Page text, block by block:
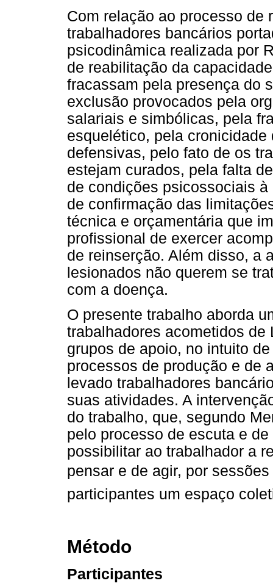
Com relação ao processo de
trabalhadores bancários
psicodinâmica realizada por
de reabilitação da
fracassam pela presença do
exclusão provocados pela
salariais e simbólicas, pela
esquelético, pela
defensivas, pelo fato de os
estejam curados, pela falta
de condições psicossociais
de confirmação das
técnica e orçamentária que
profissional de exercer
de reinserção. Além disso, a
lesionados não querem se
com a doença.
O presente trabalho aborda
trabalhadores acometidos de
grupos de apoio, no intuito
processos de produção e de
levado trabalhadores
suas atividades. A
do trabalho, que, segundo
pelo processo de escuta e
possibilitar ao trabalhador a
pensar e de agir, por
participantes um espaço
Método
Participantes